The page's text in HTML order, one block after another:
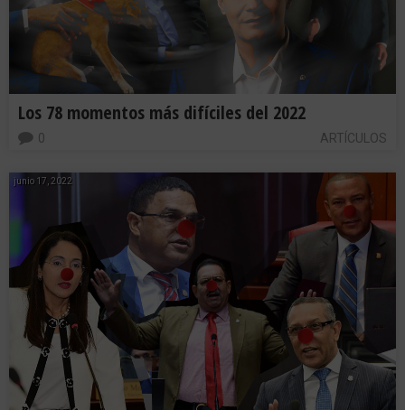
Los 78 momentos más difíciles del 2022
ARTÍCULOS
0
junio 17, 2022